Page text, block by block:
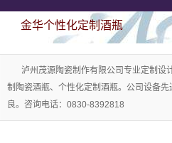
金华个性化定制酒瓶
泸州茂源陶瓷制作有限公司专业定制设
制陶瓷酒瓶、个性化定制酒瓶。公司设备
良。咨询电话：0830-8392818